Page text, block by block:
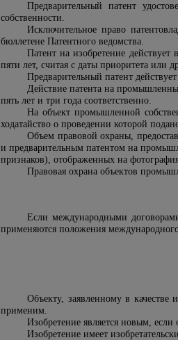
Предварительный патент
собственности.
Исключительное право
бюллетене Патентного ведомства.
Патент на изобретение
пяти лет, считая с даты приоритета или
Предварительный патент
Действие патента на
пять лет и три года соответственно.
На объект промышленной
ходатайство о проведении которой
Объем правовой охраны,
и предварительным патентом на
признаков), отображенных на
Правовая охрана объектов
Если международными
применяются положения
Объекту, заявленному в качестве
применим.
Изобретение является новым,
Изобретение имеет